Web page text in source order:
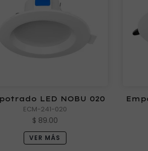
LED NOBU 020
ECM-241-020
$ 89.00
VER MÁS